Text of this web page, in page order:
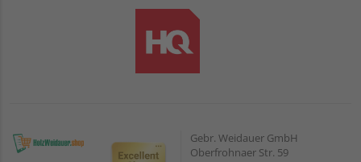
Gebr. Weidauer GmbH
Oberfrohnaer Str. 59